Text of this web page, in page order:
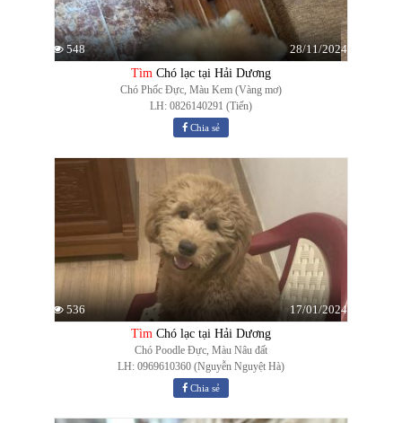
548
28/11/2024
Tìm Chó lạc tại Hải Dương
Chó Phốc Đực, Màu Kem (Vàng mơ)
LH: 0826140291 (Tiến)
Chia sẻ
536
17/01/2024
Tìm Chó lạc tại Hải Dương
Chó Poodle Đực, Màu Nâu đất
LH: 0969610360 (Nguyễn Nguyệt Hà)
Chia sẻ